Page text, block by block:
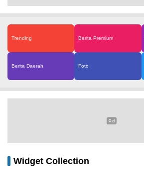
Trending Berita Premium
Berita Daerah Foto
Widget Collection